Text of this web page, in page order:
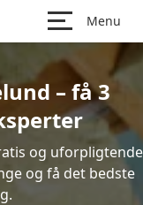
Menu
– få 3
og uforpligtende
og få det bedste